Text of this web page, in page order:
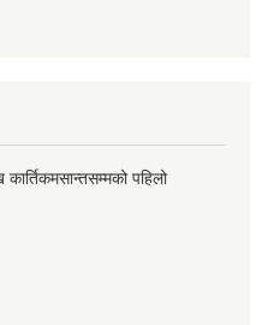
पहिलो